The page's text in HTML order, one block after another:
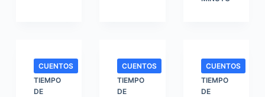
CUENTOS
TIEMPO
DE
CUENTOS
TIEMPO
DE
CUENTOS
TIEMPO
DE